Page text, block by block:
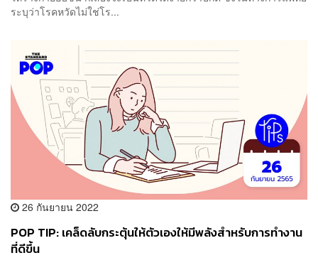
ระบุว่าโรคหวัดไม่ใช่โร...
26 กันยายน 2022
POP TIP: เคล็ดลับกระตุ้นให้ตัวเองให้มีพลังสำหรับการทำงาน
ที่ดีขึ้น